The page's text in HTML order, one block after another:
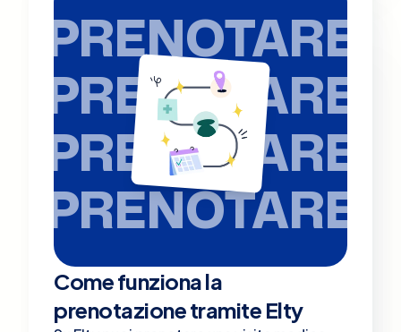
PRENOTARE
PRENOTARE
PRENOTARE
PRENOTARE
Come funziona la
prenotazione tramite Elty